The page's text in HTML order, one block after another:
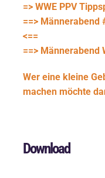
=> WWE PPV
==> Männerabend
<==
==> Männerabend
Wer eine kleine
machen möchte
Download